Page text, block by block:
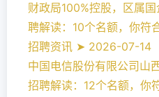
财政局100%控股，区属
聘解读：10个名额，你符
招聘资讯 ➤ 2026-07-14
中国电信股份有限公司山
招聘解读：12个名额，你